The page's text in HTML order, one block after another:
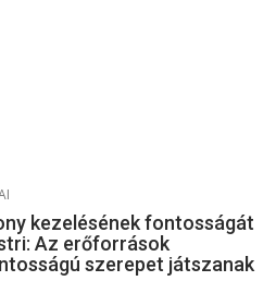
kezelésének fontosságát
Az erőforrások
szerepet játszanak